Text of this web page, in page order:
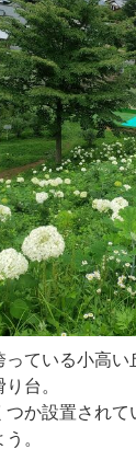
っている小高
台。
つか設置され
。